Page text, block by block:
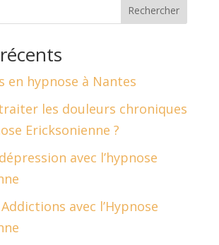
Rechercher
en hypnose à Nantes
les douleurs chroniques
Ericksonienne ?
avec l’hypnose
avec l’Hypnose